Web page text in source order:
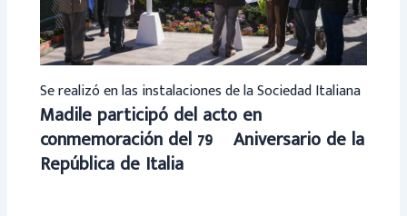
Se realizó en las instalaciones de la Sociedad Italiana
Madile participó del acto en
conmemoración del 79º Aniversario de la
República de Italia